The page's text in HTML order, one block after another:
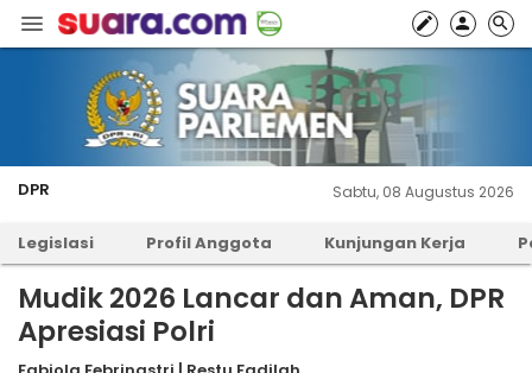
DPR Sabtu, 08 Augustus 2026
Legislasi Profil Anggota Kunjungan Kerja
Mudik 2026 Lancar dan Aman, DPR
Apresiasi Polri